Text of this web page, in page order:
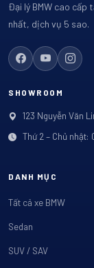
Đại lý BMW cao cấp
nhất, dịch vụ 5 sao.
SHOWROOM
123 Nguyễn Văn
Thứ 2 – Chủ
DANH MỤC
Tất cả xe BMW
Sedan
SUV / SAV